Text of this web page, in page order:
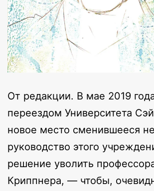
От редакции. В мае 2019
переездом Университета
новое место сменившееся
руководство этого
решение уволить
Криппнера, — чтобы,